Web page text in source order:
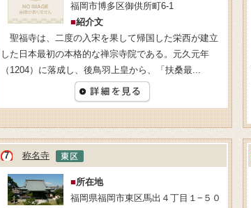
福岡市博多区御供所町6-1
■紹介文
聖福寺は、二度の入宋を果して帰国した栄西が建立
した日本最初の本格的な禅宗寺院である。元久元年
（1204）に落成し、後鳥羽上皇から、「扶桑最...
7 称名寺
■所在地
福岡県福岡市東区馬出４丁目１−５０